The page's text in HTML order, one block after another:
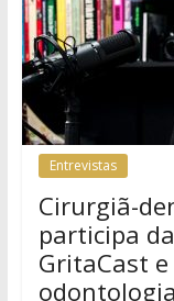
Entrevistas
Cirurgiã-
participa
GritaCast
odontologia